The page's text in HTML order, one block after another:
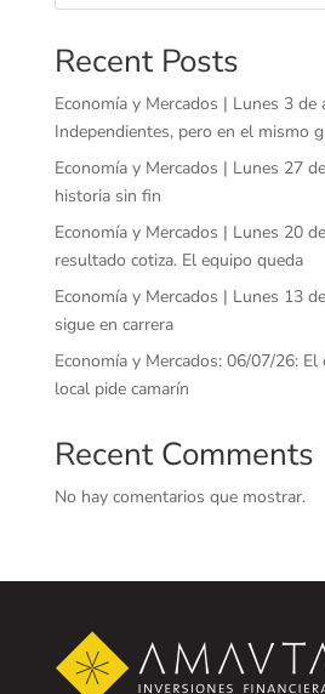
Recent Posts
Economía y Mercados | Lunes 3
Independientes, pero en el mismo
Economía y Mercados | Lunes 27
historia sin fin
Economía y Mercados | Lunes 20
resultado cotiza. El equipo queda
Economía y Mercados | Lunes 13
sigue en carrera
Economía y Mercados: 06/07/26:
local pide camarín
Recent Comments
No hay comentarios que mostrar.